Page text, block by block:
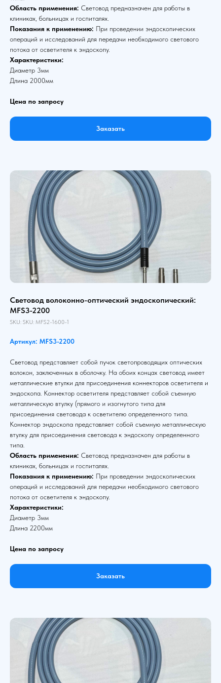
Область применения: Световод предназначен для работы в
клиниках, больницах и госпиталях.
Показания к применению: При проведении эндоскопических
операций и исследований для передачи необходимого светового
потока от осветителя к эндоскопу.
Характеристики:
Диаметр 3мм
Длина 2000мм
Цена по запросу
Заказать
Световод волоконно-оптический эндоскопический:
MFS3-2200
SKU: SKU: MFS2-1600-1
Артикул: MFS3-2200
Световод представляет собой пучок светопроводящих оптических
волокон, заключенных в оболочку. На обоих концах световод имеет
металлические втулки для присоединения коннекторов осветителя и
эндоскопа. Коннектор осветителя представляет собой съемную
металлическую втулку (прямого и изогнутого типа для
присоединения световода к осветителю определенного типа.
Коннектор эндоскопа представляет собой съемную металлическую
втулку для присоединения световода к эндоскопу определенного
типа.
Область применения: Световод предназначен для работы в
клиниках, больницах и госпиталях.
Показания к применению: При проведении эндоскопических
операций и исследований для передачи необходимого светового
потока от осветителя к эндоскопу.
Характеристики:
Диаметр 3мм
Длина 2200мм
Цена по запросу
Заказать